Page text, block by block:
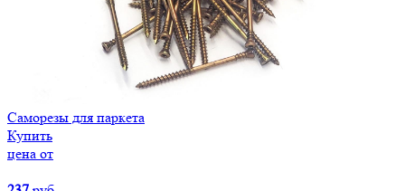
Саморезы для паркета
Купить
цена от